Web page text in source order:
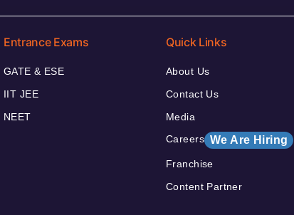
Entrance Exams
GATE & ESE
IIT JEE
NEET
Quick Links
About Us
Contact Us
Media
Careers We Are Hiring
Franchise
Content Partner